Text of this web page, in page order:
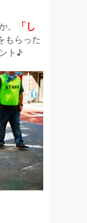
。
「し
もらった
ト♪